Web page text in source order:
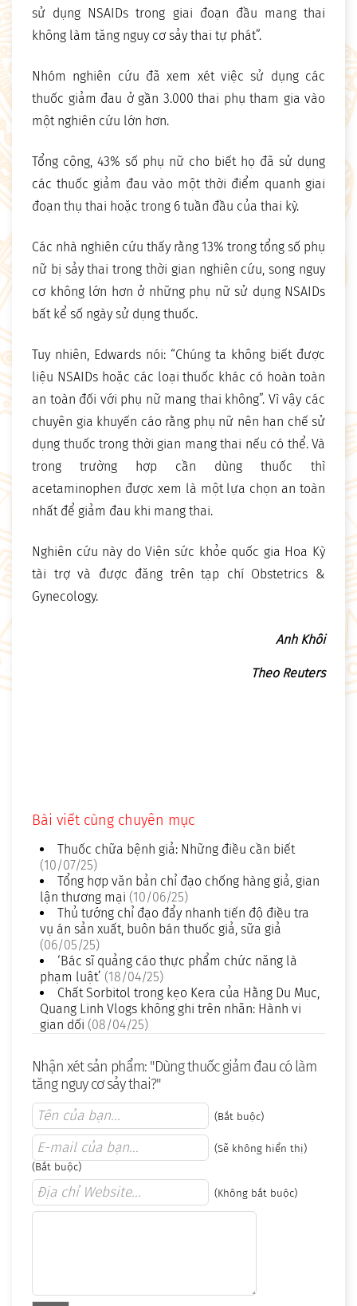
sử dụng NSAIDs trong giai đoạn đầu mang thai
không làm tăng nguy cơ sảy thai tự phát”.
Nhóm nghiên cứu đã xem xét việc sử dụng các
thuốc giảm đau ở gần 3.000 thai phụ tham gia vào
một nghiên cứu lớn hơn.
Tổng cộng, 43% số phụ nữ cho biết họ đã sử dụng
các thuốc giảm đau vào một thời điểm quanh giai
đoạn thụ thai hoặc trong 6 tuần đầu của thai kỳ.
Các nhà nghiên cứu thấy rằng 13% trong tổng số phụ
nữ bị sảy thai trong thời gian nghiên cứu, song nguy
cơ không lớn hơn ở những phụ nữ sử dụng NSAIDs
bất kể số ngày sử dụng thuốc.
Tuy nhiên, Edwards nói: “Chúng ta không biết được
liệu NSAIDs hoặc các loại thuốc khác có hoàn toàn
an toàn đối với phụ nữ mang thai không”. Vì vậy các
chuyên gia khuyến cáo rằng phụ nữ nên hạn chế sử
dụng thuốc trong thời gian mang thai nếu có thể. Và
trong trường hợp cần dùng thuốc thì
acetaminophen được xem là một lựa chọn an toàn
nhất để giảm đau khi mang thai.
Nghiên cứu này do Viện sức khỏe quốc gia Hoa Kỳ
tài trợ và được đăng trên tạp chí Obstetrics &
Gynecology.
Anh Khôi
Theo Reuters
Bài viết cùng chuyên mục
Thuốc chữa bệnh giả: Những điều cần biết
(10/07/25)
Tổng hợp văn bản chỉ đạo chống hàng giả, gian
lận thương mại (10/06/25)
Thủ tướng chỉ đạo đẩy nhanh tiến độ điều tra
vụ án sản xuất, buôn bán thuốc giả, sữa giả
(06/05/25)
‘Bác sĩ quảng cáo thực phẩm chức năng là
phạm luật’ (18/04/25)
Chất Sorbitol trong kẹo Kera của Hằng Du Mục,
Quang Linh Vlogs không ghi trên nhãn: Hành vi
gian dối (08/04/25)
Nhận xét sản phẩm: "Dùng thuốc giảm đau có làm
tăng nguy cơ sảy thai?"
(Bắt buộc)
(Sẽ không hiển thị)
(Bắt buộc)
(Không bắt buộc)